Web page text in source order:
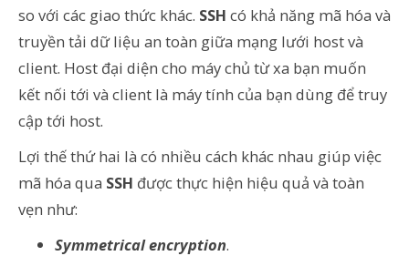
so với các giao thức khác. SSH có khả năng mã hóa và
truyền tải dữ liệu an toàn giữa mạng lưới host và
client. Host đại diện cho máy chủ từ xa bạn muốn
kết nối tới và client là máy tính của bạn dùng để truy
cập tới host.
Lợi thế thứ hai là có nhiều cách khác nhau giúp việc
mã hóa qua SSH được thực hiện hiệu quả và toàn
vẹn như:
Symmetrical encryption.